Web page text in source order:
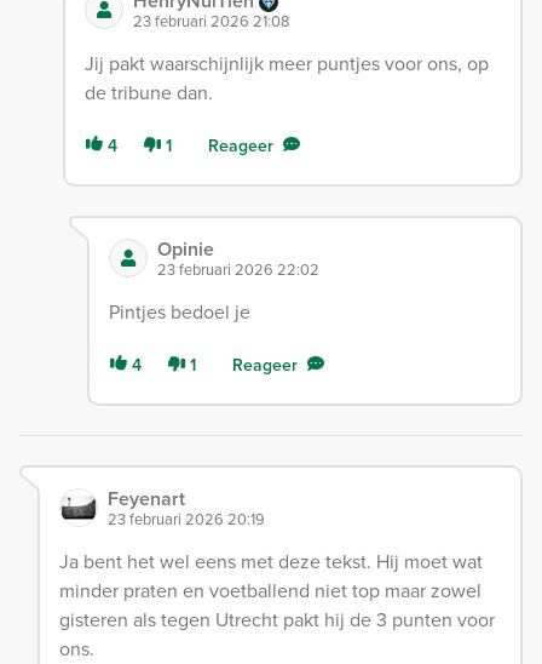
23 februari 2026 21:08
Jij pakt waarschijnlijk meer puntjes voor ons, op
de tribune dan.
4 1 Reageer
Opinie
23 februari 2026 22:02
Pintjes bedoel je
4 1 Reageer
Feyenart
23 februari 2026 20:19
Ja bent het wel eens met deze tekst. Hij moet wat
minder praten en voetballend niet top maar zowel
gisteren als tegen Utrecht pakt hij de 3 punten voor
ons.